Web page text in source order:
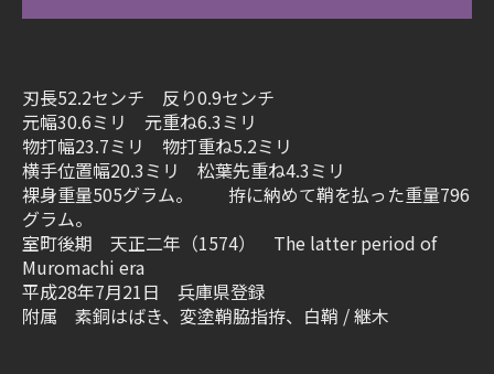
刃長52.2センチ 反り0.9センチ
元幅30.6ミリ 元重ね6.3ミリ
物打幅23.7ミリ 物打重ね5.2ミリ
横手位置幅20.3ミリ 松葉先重ね4.3ミリ
裸身重量505グラム。 拵に納めて鞘を払った重量796
グラム。
室町後期 天正二年（1574） The latter period of
Muromachi era
平成28年7月21日 兵庫県登録
附属 素銅はばき、変塗鞘脇指拵、白鞘 / 継木